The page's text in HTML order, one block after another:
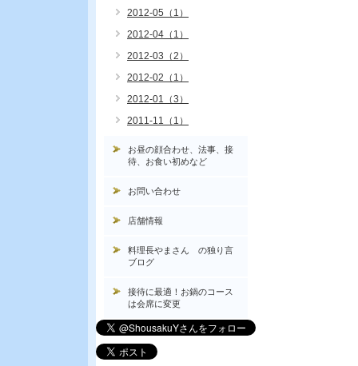
2012-05（1）
2012-04（1）
2012-03（2）
2012-02（1）
2012-01（3）
2011-11（1）
お昼の顔合わせ、法事、接
待、お食い初めなど
お問い合わせ
店舗情報
料理長やまさん の独り言
ブログ
接待に最適！お鍋のコース
は会席に変更